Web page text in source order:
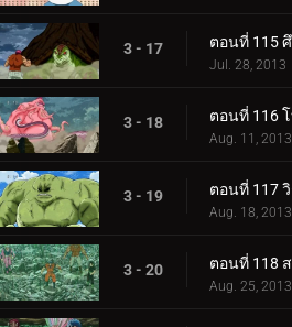
3 - 17
Jul. 28, 2013
3 - 18
Aug. 11, 2013
3 - 19
Aug. 18, 2013
3 - 20
Aug. 25, 2013